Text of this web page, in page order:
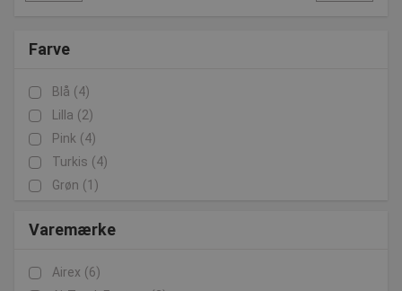
Farve
Blå (4)
Lilla (2)
Pink (4)
Turkis (4)
Grøn (1)
Varemærke
Airex (6)